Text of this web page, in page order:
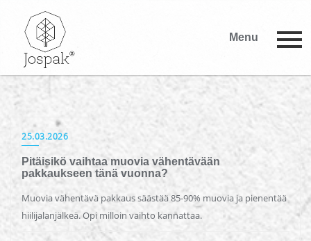
Menu
25.03.2026
Pitäisikö vaihtaa muovia vähentävään
pakkaukseen tänä vuonna?
Muovia vähentävä pakkaus säästää 85-90% muovia ja pienentää
hiilijalanjälkeä. Opi milloin vaihto kannattaa.